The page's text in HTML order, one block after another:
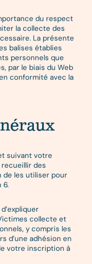
du respect
la collecte des
La présente
balises établies
personnels que
par le biais du Web
conformité avec la
suivant votre
des
de les utiliser pour
6.
collecte et
y compris les
d’une adhésion en
votre inscription à